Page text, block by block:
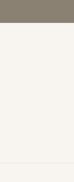
content